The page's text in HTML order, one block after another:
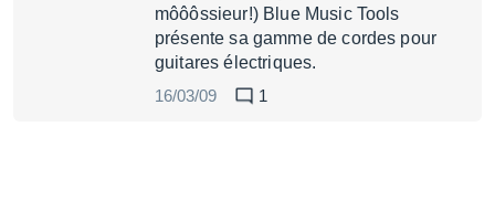
môôôssieur!) Blue Music Tools
présente sa gamme de cordes pour
guitares électriques.
16/03/09
1